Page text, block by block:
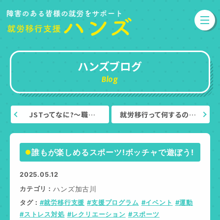
ハンズブログ
Blog
JSTってなに?～職… 就労移行って何するの…
誰もが楽しめるスポーツ!ボッチャで遊ぼう!
2025.05.12
カテゴリ
ハンズ加古川
タグ #就労移行支援 #支援プログラム #イベント #運動
#ストレス対処 #レクリエーション #スポーツ